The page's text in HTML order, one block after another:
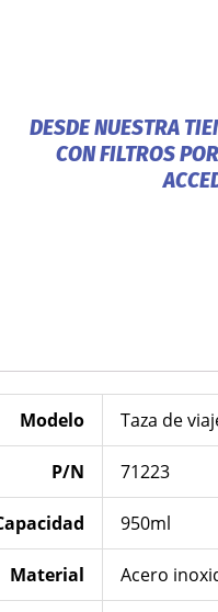
DESDE NUESTRA
CON FILTROS
Modelo Taza de
P/N 71223
950ml
Material Acero